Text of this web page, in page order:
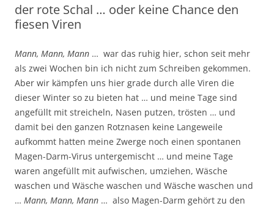
der rote Schal … oder keine Chance den
fiesen Viren
Mann, Mann, Mann … war das ruhig hier, schon seit mehr
als zwei Wochen bin ich nicht zum Schreiben gekommen.
Aber wir kämpfen uns hier grade durch alle Viren die
dieser Winter so zu bieten hat … und meine Tage sind
angefüllt mit streicheln, Nasen putzen, trösten … und
damit bei den ganzen Rotznasen keine Langeweile
aufkommt hatten meine Zwerge noch einen spontanen
Magen-Darm-Virus untergemischt … und meine Tage
waren angefüllt mit aufwischen, umziehen, Wäsche
waschen und Wäsche waschen und Wäsche waschen und
… Mann, Mann, Mann … also Magen-Darm gehört zu den